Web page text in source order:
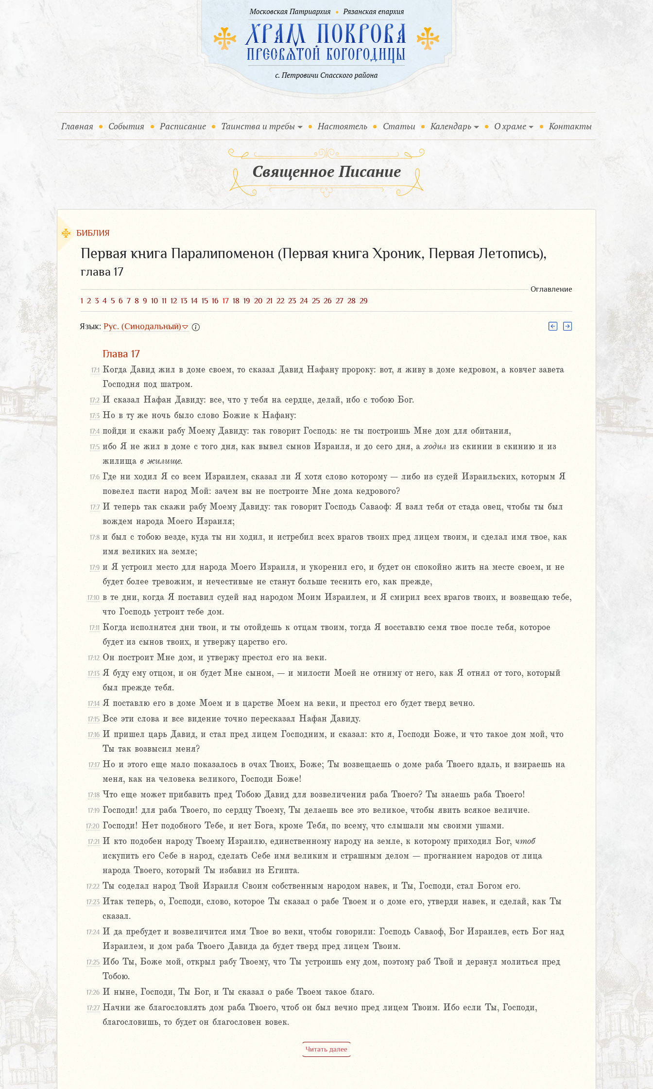
Главная (current)
События (current)
Расписание Таинства и требы Настоятель Статьи Календарь О храме Контакты
Священное Писание
БИБЛИЯ
Первая книга Паралипоменон (Первая книга Хроник, Первая Летопись),
глава 17
Оглавление
1 2 3 4 5 6 7 8 9 10 11 12 13 14 15 16 17 18 19 20 21 22 23 24 25 26 27 28 29
Язык: Рус. (Синодальный)
Глава 17
17:1 Когда Давид жил в доме своем, то сказал Давид Нафану пророку: вот, я живу в доме кедровом, а ковчег завета
Господня под шатром.
17:2 И сказал Нафан Давиду: все, что у тебя на сердце, делай, ибо с тобою Бог.
17:3 Но в ту же ночь было слово Божие к Нафану:
17:4 пойди и скажи рабу Моему Давиду: так говорит Господь: не ты построишь Мне дом для обитания,
17:5 ибо Я не жил в доме с того дня, как вывел сынов Израиля, и до сего дня, аходил из скинии в скинию и из
жилища в жилище.
17:6 Где ни ходил Я со всем Израилем, сказал ли Я хотя слово которому – либо из судей Израильских, которым Я
повелел пасти народ Мой: зачем вы не построите Мне дома кедрового?
17:7 И теперь так скажи рабу Моему Давиду: так говорит Господь Саваоф: Я взял тебя от стада овец, чтобы ты был
вождем народа Моего Израиля;
17:8 и был с тобою везде, куда ты ни ходил, и истребил всех врагов твоих пред лицем твоим, и сделал имя твое, как
имя великих на земле;
17:9 и Я устроил место для народа Моего Израиля, и укоренил его, и будет он спокойно жить на месте своем, и не
будет более тревожим, и нечестивые не станут больше теснить его, как прежде,
17:10 в те дни, когда Я поставил судей над народом Моим Израилем, и Я смирил всех врагов твоих, и возвещаю тебе,
что Господь устроит тебе дом.
17:11 Когда исполнятся дни твои, и ты отойдешь к отцам твоим, тогда Я восставлю семя твое после тебя, которое
будет из сынов твоих, и утвержу царство его.
17:12 Он построит Мне дом, и утвержу престол его на веки.
17:13 Я буду ему отцом, и он будет Мне сыном, – и милости Моей не отниму от него, как Я отнял от того, который
был прежде тебя.
17:14 Я поставлю его в доме Моем и в царстве Моем на веки, и престол его будет тверд вечно.
17:15 Все эти слова и все видение точно пересказал Нафан Давиду.
17:16 И пришел царь Давид, и стал пред лицем Господним, и сказал: кто я, Господи Боже, и что такое дом мой, что
Ты так возвысил меня?
17:17 Но и этого еще мало показалось в очах Твоих, Боже; Ты возвещаешь о доме раба Твоего вдаль, и взираешь на
меня, как на человека великого, Господи Боже!
17:18 Что еще может прибавить пред Тобою Давид для возвеличения раба Твоего? Ты знаешь раба Твоего!
17:19 Господи! для раба Твоего, по сердцу Твоему, Ты делаешь все это великое, чтобы явить всякое величие.
17:20 Господи! Нет подобного Тебе, и нет Бога, кроме Тебя, по всему, что слышали мы своими ушами.
17:21 И кто подобен народу Твоему Израилю, единственному народу на земле, к которому приходил Бог, чтоб
искупить его Себе в народ, сделать Себе имя великим и страшным делом – прогнанием народов от лица
народа Твоего, который Ты избавил из Египта.
17:22 Ты соделал народ Твой Израиля Своим собственным народом навек, и Ты, Господи, стал Богом его.
17:23 Итак теперь, о, Господи, слово, которое Ты сказал о рабе Твоем и о доме его, утверди навек, и сделай, как Ты
сказал.
17:24 И да пребудет и возвеличится имя Твое во веки, чтобы говорили: Господь Саваоф, Бог Израилев, есть Бог над
Израилем, и дом раба Твоего Давида да будет тверд пред лицем Твоим.
17:25 Ибо Ты, Боже мой, открыл рабу Твоему, что Ты устроишь ему дом, поэтому раб Твой и дерзнул молиться пред
Тобою.
17:26 И ныне, Господи, Ты Бог, и Ты сказал о рабе Твоем такое благо.
17:27 Начни же благословлять дом раба Твоего, чтоб он был вечно пред лицем Твоим. Ибо если Ты, Господи,
благословишь, то будет он благословен вовек.
Читать далее